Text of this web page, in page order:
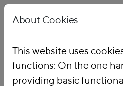
Our Work Topics
About Cookies
This website uses
functions: On the one
providing basic